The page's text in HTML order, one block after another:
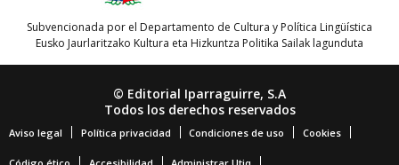
Subvencionada por el Departamento de Cultura y Política Lingüística
Eusko Jaurlaritzako Kultura eta Hizkuntza Politika Sailak lagunduta
© Editorial Iparraguirre, S.A
Todos los derechos reservados
Aviso legal Política privacidad Condiciones de uso Cookies